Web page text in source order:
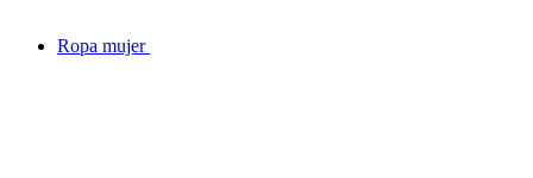
Ropa mujer